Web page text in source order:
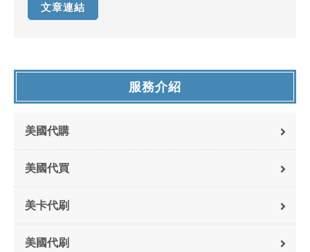
文章連結
服務介紹
美國代購
美國代買
美卡代刷
美國代刷